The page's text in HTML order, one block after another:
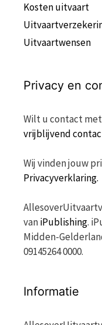
Kosten uitvaart
Uitvaartwensen
Privacy en
Wilt u contact
vrijblijvend
Wij vinden jouw
Privacyverklaring.
vaniPublishing.
Midden-
09145264 0000.
Informatie